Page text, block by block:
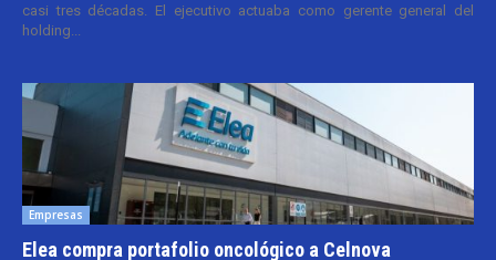
casi tres décadas. El ejecutivo actuaba como gerente general del
holding...
Empresas
Elea compra portafolio oncológico a Celnova